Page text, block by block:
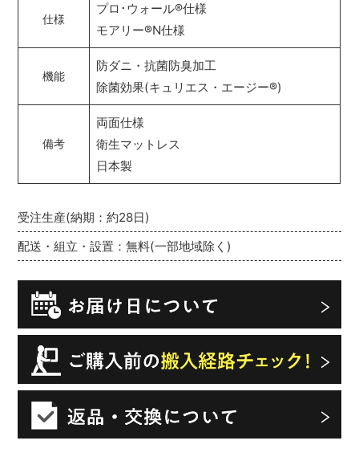
受注生産(納期：約28日)
配送・組立・設置：無料(一部地域除く)
仕様
プロ･ウォール®仕様
モアリー®N仕様
機能
防ダニ・抗菌防臭加工
除菌効果(キュリエス・エージー®)
備考
両面仕様
衛生マットレス
日本製